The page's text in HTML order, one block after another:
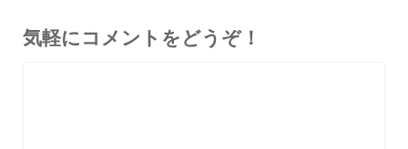
気軽にコメントをどうぞ！